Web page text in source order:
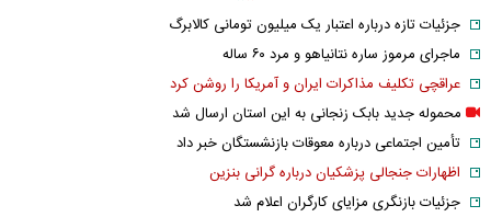
جزئیات تازه درباره اعتبار یک میلیون تومانی کالابرگ
ماجرای مرموز ساره نتانیاهو و مرد ۶۰ ساله
عراقچی تکلیف مذاکرات ایران و آمریکا را روشن کرد
محموله جدید بابک زنجانی به این استان ارسال شد
تأمین اجتماعی درباره معوقات بازنشستگان خبر داد
اظهارات جنجالی پزشکیان درباره گرانی بنزین
جزئیات بازنگری مزایای کارگران اعلام شد